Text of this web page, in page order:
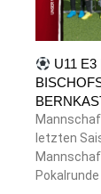
U11
letzten